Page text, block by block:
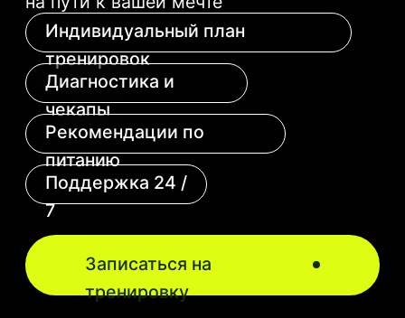
Впервые я не таскаю с собой
огромную сумку, потому что здесь
можно взять чистое полотенце,
в душе есть дозаторы с шампунем,
кондиционером для волос и гелем
для душа. В туалете все
необходимые средства гигиены.
В студии есть просторная зона
ожидания, кулер с водой, можно
попить чай/кофе.
Таня К